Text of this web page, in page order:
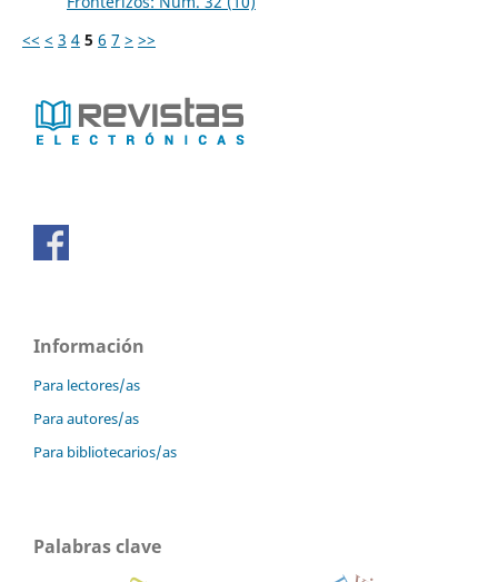
<< < 3 4 5 6 7 > >>
Información
Para lectores/as
Para autores/as
Para bibliotecarios/as
Palabras clave